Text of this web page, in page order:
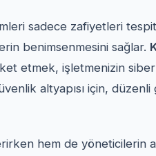
sadece zafiyetleri
benimsenmesini sağlar.
etmek, işletmenizin
altyapısı için,
hem de yöneticilerin